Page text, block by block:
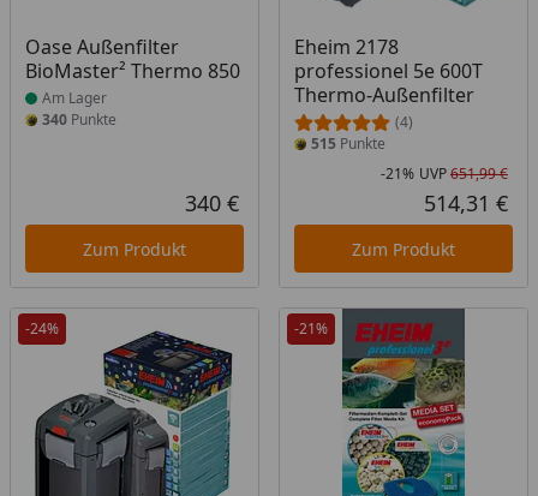
Oase Außenfilter
BioMaster² Thermo 850
Produkt am Lager
Am Lager
340 Punkte
Aktueller Preis
340 €
Zum Produkt
Eheim 2178
professionel 5e 600T
Thermo-Außenfilter
(4)
515 Punkte
-21% UVP651,99 €
514,31 €
Zum Produkt
-24% -21%